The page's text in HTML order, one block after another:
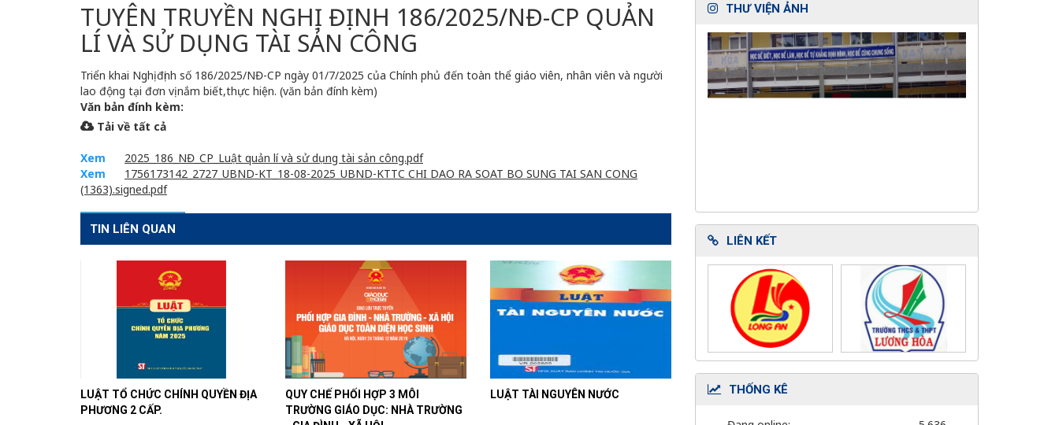
TUYÊN TRUYỀN NGHỊ ĐỊNH 186/2025/NĐ-CP QUẢN
LÍ VÀ SỬ DỤNG TÀI SẢN CÔNG
Triển khai Nghị định số 186/2025/NĐ-CP ngày 01/7/2025 của Chính phủ đến toàn thể giáo viên, nhân viên và người
lao động tại đơn vị nắm biết,thực hiện. (văn bản đính kèm)
Văn bản đính kèm:
Tải về tất cả
Xem
2025_186_NĐ_CP_Luật quản lí và sử dụng tài sản công.pdf
Xem
1756173142_2727_UBND-KT_18-08-2025_UBND-KTTC CHI DAO RA SOAT BO SUNG TAI SAN CONG
(1363).signed.pdf
TIN LIÊN QUAN
LUẬT TỔ CHỨC CHÍNH QUYỀN ĐỊA
PHƯƠNG 2 CẤP.
QUY CHẾ PHỐI HỢP 3 MÔI
TRƯỜNG GIÁO DỤC: NHÀ TRƯỜNG
LUẬT TÀI NGUYÊN NƯỚC
THƯ VIỆN ẢNH
LIÊN KẾT
THỐNG KÊ